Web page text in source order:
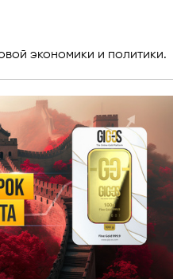
экономики и политики.